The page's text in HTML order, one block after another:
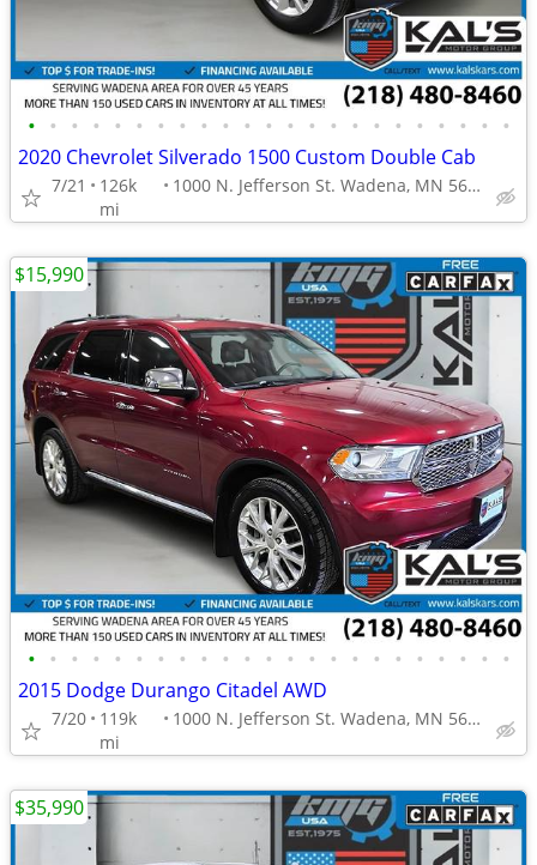
• • • • • • • • • • • • • • • • • • • • • • •
2020 Chevrolet Silverado 1500 Custom Double Cab
7/21
126k
mi
1000 N. Jefferson St. Wadena, MN 56482
• • • • • • • • • • • • • • • • • • • • • • •
2015 Dodge Durango Citadel AWD
7/20
119k
mi
1000 N. Jefferson St. Wadena, MN 56482
$15,990
$35,990